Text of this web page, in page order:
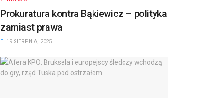
Prokuratura kontra Bąkiewicz – polityka
zamiast prawa
19 SIERPNIA, 2025